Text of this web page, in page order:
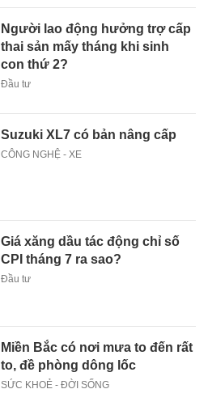
Người lao động hưởng trợ cấp
thai sản mấy tháng khi sinh
con thứ 2?
Đầu tư
Suzuki XL7 có bản nâng cấp
CÔNG NGHỆ - XE
Giá xăng dầu tác động chỉ số
CPI tháng 7 ra sao?
Đầu tư
Miền Bắc có nơi mưa to đến rất
to, đề phòng dông lốc
SỨC KHOẺ - ĐỜI SỐNG